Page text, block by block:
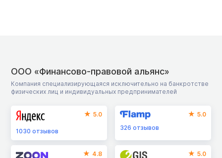
ООО «Финансово-правовой альянс»
Компания специализирующаяся исключительно на банкротстве
физических лиц и индивидуальных предпринимателей
5.0
1030 отзывов
5.0
326отзывов
4.8 5.0